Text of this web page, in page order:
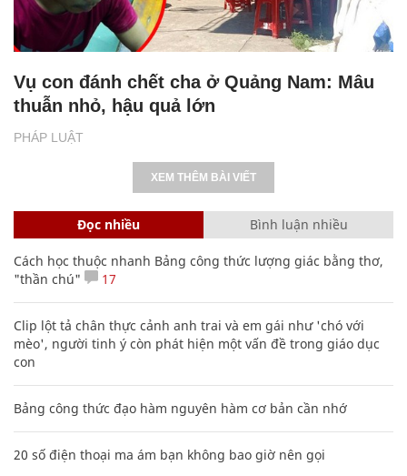
PHÁP LUẬT
Vụ con đánh chết cha ở Quảng Nam: Mâu
thuẫn nhỏ, hậu quả lớn
XEM THÊM BÀI VIẾT
Đọc nhiều Bình luận nhiều
Cách học thuộc nhanh Bảng công thức lượng giác bằng thơ,
"thần chú"
17
Clip lột tả chân thực cảnh anh trai và em gái như 'chó với
mèo', người tinh ý còn phát hiện một vấn đề trong giáo dục
con
Bảng công thức đạo hàm nguyên hàm cơ bản cần nhớ
20 số điện thoại ma ám bạn không bao giờ nên gọi